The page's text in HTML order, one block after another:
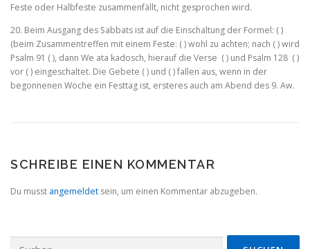
Feste oder Halbfeste zusammenfällt, nicht gesprochen wird.
20. Beim Ausgang des Sabbats ist auf die Einschaltung der Formel: ( )
(beim Zusammentreffen mit einem Feste: ( ) wohl zu achten; nach ( ) wird
Psalm 91 ( ), dann We ata kadosch, hierauf die Verse ( ) und Psalm 128 ( )
vor ( ) eingeschaltet. Die Gebete ( ) und ( ) fallen aus, wenn in der
begonnenen Woche ein Festtag ist, ersteres auch am Abend des 9. Aw.
SCHREIBE EINEN KOMMENTAR
Du musst angemeldet sein, um einen Kommentar abzugeben.